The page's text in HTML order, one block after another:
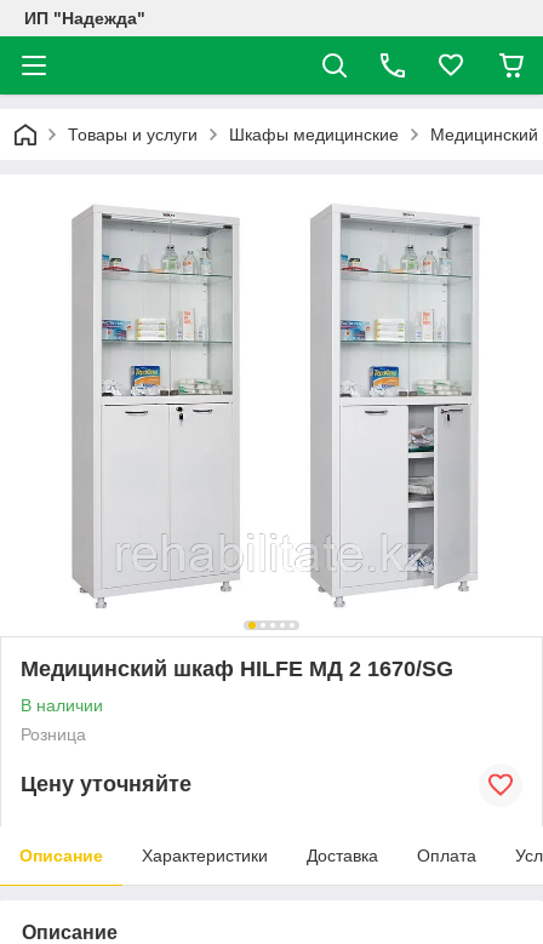
ИП "Надежда"
Товары и услуги Шкафы медицинские
Медицинский шкаф HILFE МД 2 1670/SG
В наличии
Розница
Цену уточняйте
Описание Характеристики Доставка Оплата
Описание